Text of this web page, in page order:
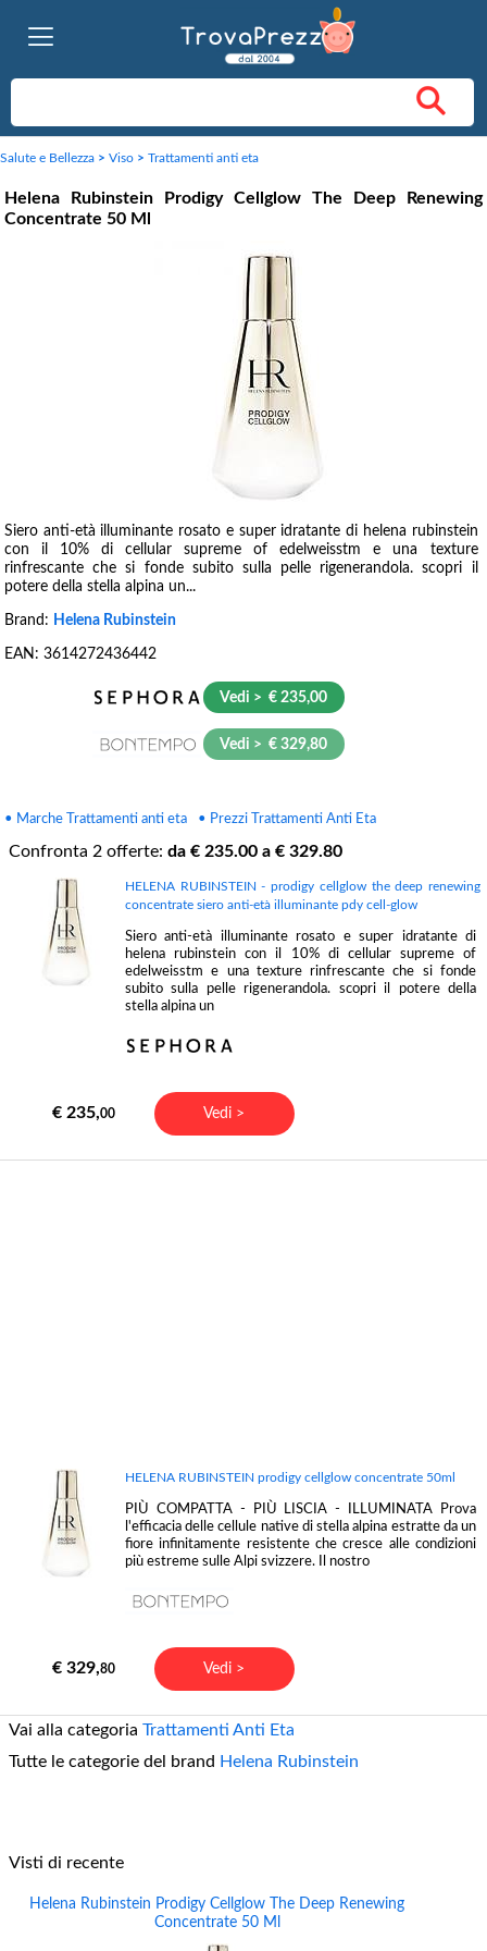
Salute e Bellezza > Viso > Trattamenti anti eta
Helena Rubinstein Prodigy Cellglow The Deep Renewing
Concentrate 50 Ml
Siero anti-età illuminante rosato e super idratante di helena rubinstein
con il 10% di cellular supreme of edelweisstm e una texture
rinfrescante che si fonde subito sulla pelle rigenerandola. scopri il
potere della stella alpina un...
Brand: Helena Rubinstein
EAN: 3614272436442
Vedi > € 235,00
Vedi > € 329,80
• Marche Trattamenti anti eta • Prezzi Trattamenti Anti Eta
Confronta 2 offerte: da € 235.00 a € 329.80
HELENA RUBINSTEIN - prodigy cellglow the deep renewing
concentrate siero anti-età illuminante pdy cell-glow
Siero anti-età illuminante rosato e super idratante di
helena rubinstein con il 10% di cellular supreme of
edelweisstm e una texture rinfrescante che si fonde
subito sulla pelle rigenerandola. scopri il potere della
stella alpina un
€ 235,00 Vedi >
HELENA RUBINSTEIN prodigy cellglow concentrate 50ml
PIÙ COMPATTA - PIÙ LISCIA - ILLUMINATA Prova
l'efficacia delle cellule native di stella alpina estratte da un
fiore infinitamente resistente che cresce alle condizioni
più estreme sulle Alpi svizzere. Il nostro
€ 329,80 Vedi >
Vai alla categoria Trattamenti Anti Eta
Tutte le categorie del brand Helena Rubinstein
Visti di recente
Helena Rubinstein Prodigy Cellglow The Deep Renewing
Concentrate 50 Ml